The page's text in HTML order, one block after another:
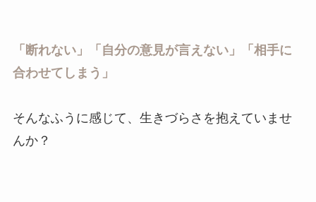
「断れない」「自分の意見が言えない」「相手に
合わせてしまう」
そんなふうに感じて、生きづらさを抱えていませ
んか？